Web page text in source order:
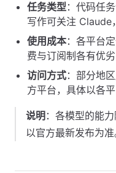
任务类型：代码任
写作可关注 Claude
使用成本：各平台
费与订阅制各有优劣
访问方式：部分地
方平台，具体以各
说明 ：各模型的能
以官方最新发布为准